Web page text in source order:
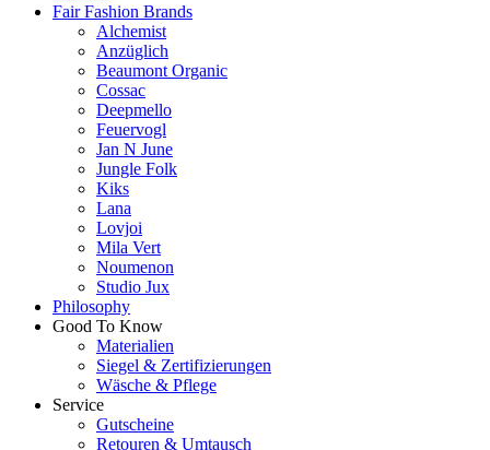
Fair Fashion Brands
Alchemist
Anzüglich
Beaumont Organic
Cossac
Deepmello
Feuervogl
Jan N June
Jungle Folk
Kiks
Lana
Lovjoi
Mila Vert
Noumenon
Studio Jux
Philosophy
Good To Know
Materialien
Siegel & Zertifizierungen
Wäsche & Pflege
Service
Gutscheine
Retouren & Umtausch